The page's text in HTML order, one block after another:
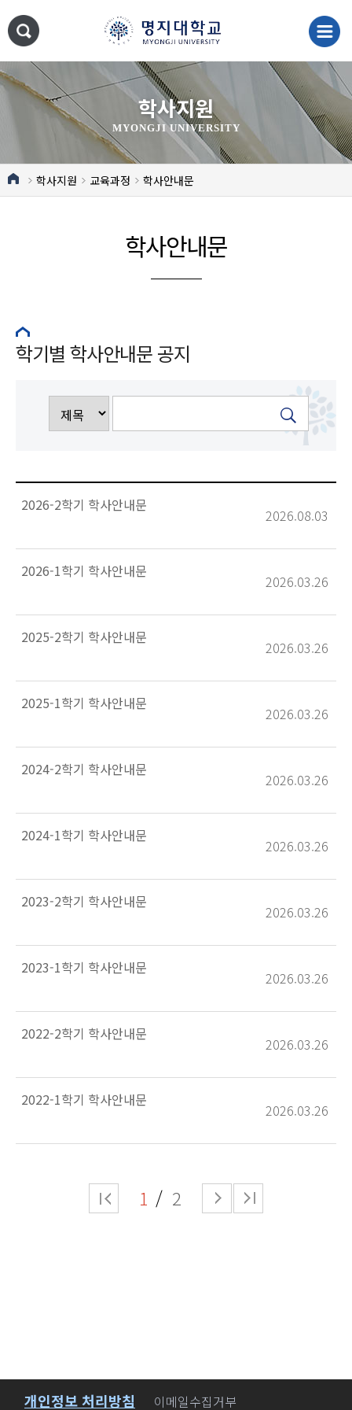
학사지원
MYONGJI UNIVERSITY
학사지원 교육과정 학사안내문
학사안내문
학기별 학사안내문 공지
2026-2학기 학사안내문
2026.08.03
2026-1학기 학사안내문
2026.03.26
2025-2학기 학사안내문
2026.03.26
2025-1학기 학사안내문
2026.03.26
2024-2학기 학사안내문
2026.03.26
2024-1학기 학사안내문
2026.03.26
2023-2학기 학사안내문
2026.03.26
2023-1학기 학사안내문
2026.03.26
2022-2학기 학사안내문
2026.03.26
2022-1학기 학사안내문
2026.03.26
1 2
개인정보 처리방침 이메일수집거부